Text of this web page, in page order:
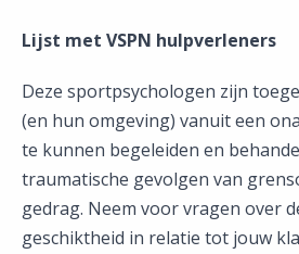
Lijst met VSPN hulpverleners
Deze sportpsychologen zijn
(en hun omgeving) vanuit een
te kunnen begeleiden en
traumatische gevolgen van
gedrag. Neem voor vragen over
geschiktheid in relatie tot jouw